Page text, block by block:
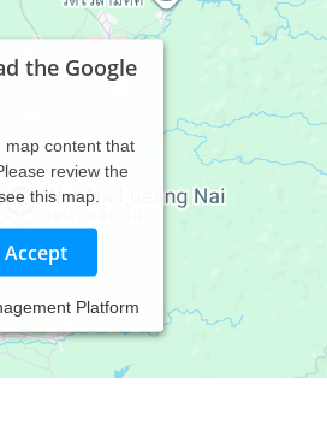
the Google
map content that
review the
this map.
Accept
Platform
mit der Naturheilkunde / Alternativ
ein breites Wissen in diversen